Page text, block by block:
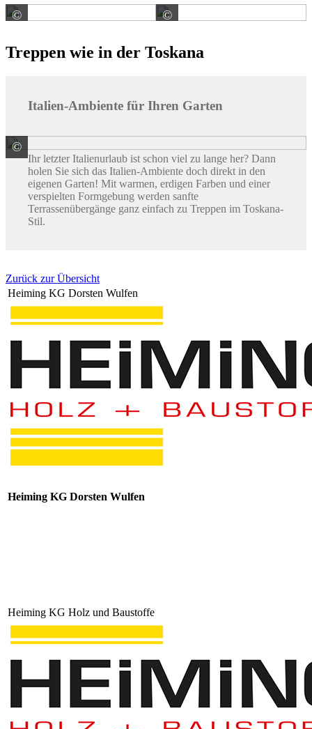
© METTEN Stein+Design GmbH & Co. KG
©
Treppen wie in der Toskana
Italien-Ambiente für Ihren Garten
©
KANN GmbH Baustoffwerke
Ihr letzter Italienurlaub ist schon viel zu lange her? Dann
holen Sie sich das Italien-Ambiente doch direkt in den
eigenen Garten! Mit warmen, erdigen Farben und einer
verspielten Formgebung werden sanfte
Terrassenübergänge ganz einfach zu Treppen im Toskana-
Stil.
Zurück zur Übersicht
Heiming KG Dorsten Wulfen
Heiming KG Dorsten Wulfen
Heiming KG Holz und Baustoffe